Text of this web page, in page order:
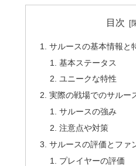
目次
サルースの基本情報と
基本ステータス
ユニークな特性
実際の戦場でのサルー
サルースの強み
注意点や対策
サルースの評価とファ
プレイヤーの評価